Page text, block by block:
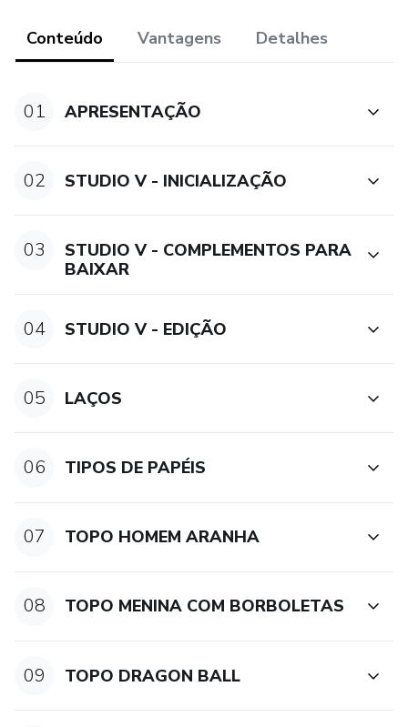
Conteúdo Vantagens Detalhes
01 APRESENTAÇÃO
02 STUDIO V - INICIALIZAÇÃO
03
STUDIO V - COMPLEMENTOS PARA
BAIXAR
04 STUDIO V - EDIÇÃO
05 LAÇOS
06 TIPOS DE PAPÉIS
07 TOPO HOMEM ARANHA
08 TOPO MENINA COM BORBOLETAS
09 TOPO DRAGON BALL